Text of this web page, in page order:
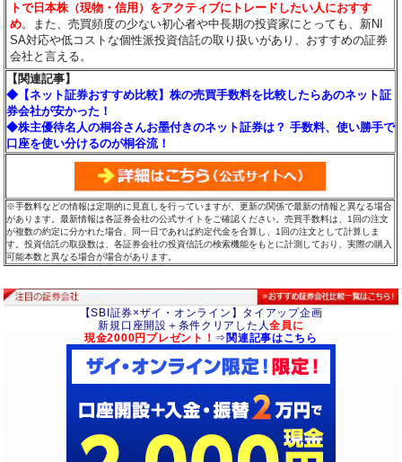
トで日本株（現物・信用）をアクティブにトレードしたい人におすす
め。また、売買頻度の少ない初心者や中長期の投資家にとっても、新NI
SA対応や低コストな個性派投資信託の取り扱いがあり、おすすめの証券
会社と言える。
【関連記事】
◆【ネット証券おすすめ比較】株の売買手数料を比較したらあのネット証
券会社が安かった！
◆株主優待名人の桐谷さんお墨付きのネット証券は？ 手数料、使い勝手で
口座を使い分けるのが桐谷流！
※手数料などの情報は定期的に見直しを行っていますが、更新の関係で最新の情報と異なる場合
があります。最新情報は各証券会社の公式サイトをご確認ください。売買手数料は、1回の注文
が複数の約定に分かれた場合、同一日であれば約定代金を合算し、1回の注文として計算しま
す。投資信託の取扱数は、各証券会社の投資信託の検索機能をもとに計測しており、実際の購入
可能本数と異なる場合が場合があります。
【SBI証券×ザイ・オンライン】タイアップ企画
新規口座開設＋条件クリアした人全員に
現金2000円プレゼント！ ⇒ 関連記事はこちら